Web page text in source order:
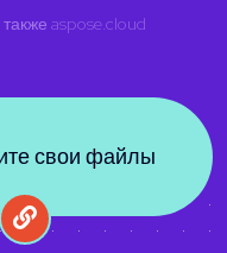
также aspose.cloud
свои файлы